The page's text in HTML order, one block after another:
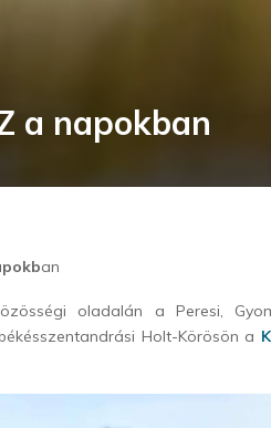
a napokban
an
oladalán a Peresi,
Holt-Körösön a